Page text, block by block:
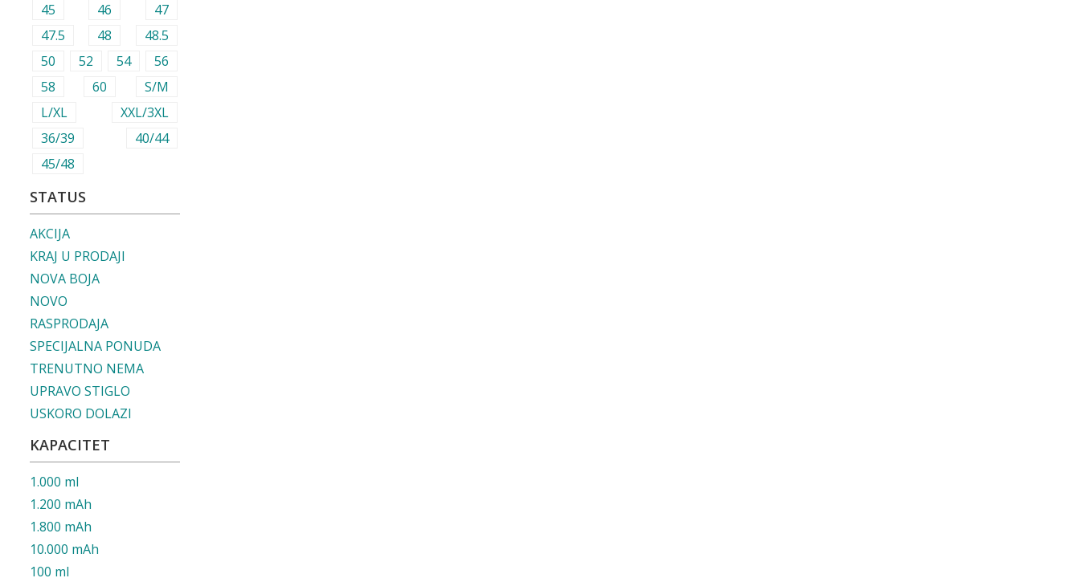
45
46
47
47.5
48
48.5
50
52 54
56
58
60
S/M
L/XL
XXL/3XL
36/39
40/44
45/48
STATUS
AKCIJA
KRAJ U PRODAJI
NOVA BOJA
NOVO
RASPRODAJA
SPECIJALNA PONUDA
TRENUTNO NEMA
UPRAVO STIGLO
USKORO DOLAZI
KAPACITET
1.000 ml
1.200 mAh
1.800 mAh
10.000 mAh
100 ml